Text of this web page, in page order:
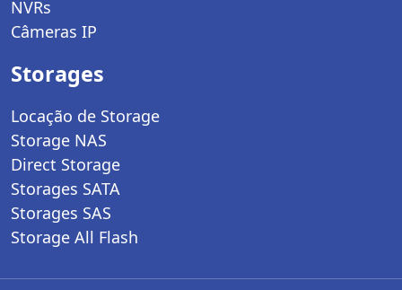
NVRs
Câmeras IP
Storages
Locação de Storage
Storage NAS
Direct Storage
Storages SATA
Storages SAS
Storage All Flash